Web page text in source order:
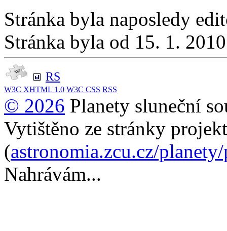
Stránka byla naposledy
Stránka byla od 15. 1.
RS
W3C XHTML 1.0 W3C CSS RSS
© 2026 Planety sluneční
Vytištěno ze stránky
(astronomia.zcu.cz/
Nahrávám...